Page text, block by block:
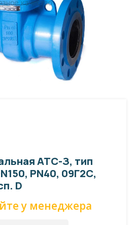
изделия может отличаться
на странице!
АТС-З, тип
PN40, 09Г2С,
D
у менеджера